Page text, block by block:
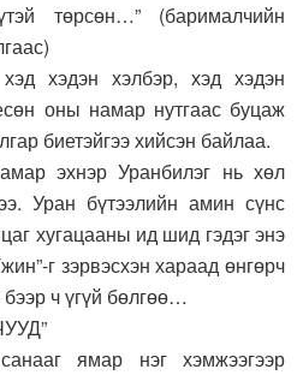
төрсөн…” (барималчийн
хэдэн хэлбэр, хэд хэдэн
оны намар нутгаас буцаж
биетэйгээ хийсэн байлаа.
эхнэр Уранбилэг нь хөл
Уран бүтээлийн амин сүнс
хугацааны ид шид гэдэг энэ
г зэрвэсхэн хараад өнгөрч
бээр ч үгүй бөлгөө…
ямар нэг хэмжээгээр